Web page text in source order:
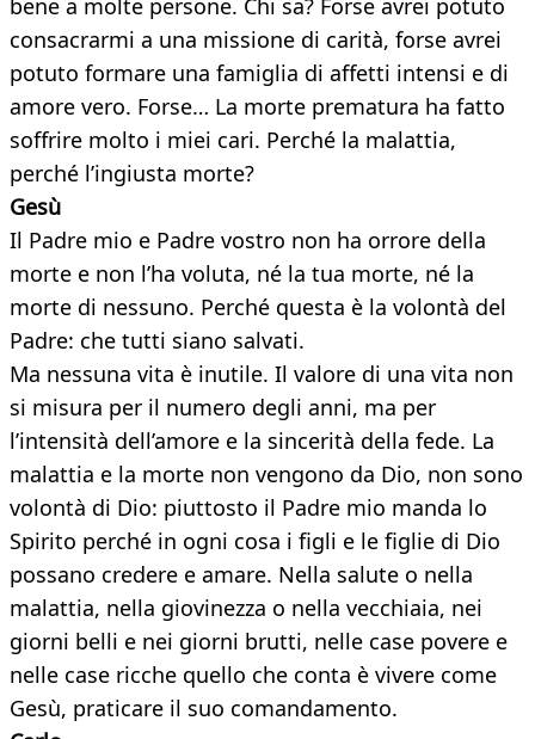
bene a molte persone. Chi sa? Forse avrei potuto
consacrarmi a una missione di carità, forse avrei
potuto formare una famiglia di affetti intensi e di
amore vero. Forse… La morte prematura ha fatto
soffrire molto i miei cari. Perché la malattia,
perché l’ingiusta morte?
Gesù
Il Padre mio e Padre vostro non ha orrore della
morte e non l’ha voluta, né la tua morte, né la
morte di nessuno. Perché questa è la volontà del
Padre: che tutti siano salvati.
Ma nessuna vita è inutile. Il valore di una vita non
si misura per il numero degli anni, ma per
l’intensità dell’amore e la sincerità della fede. La
malattia e la morte non vengono da Dio, non sono
volontà di Dio: piuttosto il Padre mio manda lo
Spirito perché in ogni cosa i figli e le figlie di Dio
possano credere e amare. Nella salute o nella
malattia, nella giovinezza o nella vecchiaia, nei
giorni belli e nei giorni brutti, nelle case povere e
nelle case ricche quello che conta è vivere come
Gesù, praticare il suo comandamento.